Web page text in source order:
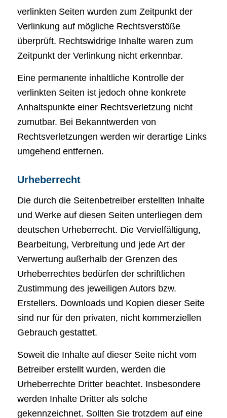
verlinkten Seiten wurden zum Zeitpunkt der
Verlinkung auf mögliche Rechtsverstöße
überprüft. Rechtswidrige Inhalte waren zum
Zeitpunkt der Verlinkung nicht erkennbar.
Eine permanente inhaltliche Kontrolle der
verlinkten Seiten ist jedoch ohne konkrete
Anhaltspunkte einer Rechtsverletzung nicht
zumutbar. Bei Bekanntwerden von
Rechtsverletzungen werden wir derartige Links
umgehend entfernen.
Urheberrecht
Die durch die Seitenbetreiber erstellten Inhalte
und Werke auf diesen Seiten unterliegen dem
deutschen Urheberrecht. Die Vervielfältigung,
Bearbeitung, Verbreitung und jede Art der
Verwertung außerhalb der Grenzen des
Urheberrechtes bedürfen der schriftlichen
Zustimmung des jeweiligen Autors bzw.
Erstellers. Downloads und Kopien dieser Seite
sind nur für den privaten, nicht kommerziellen
Gebrauch gestattet.
Soweit die Inhalte auf dieser Seite nicht vom
Betreiber erstellt wurden, werden die
Urheberrechte Dritter beachtet. Insbesondere
werden Inhalte Dritter als solche
gekennzeichnet. Sollten Sie trotzdem auf eine